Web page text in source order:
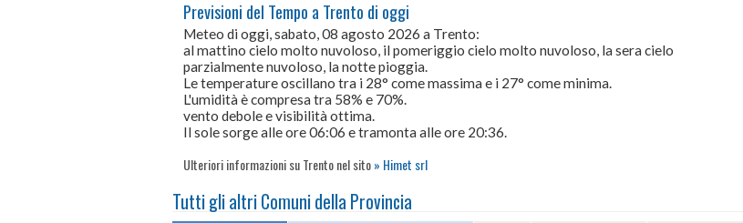
Previsioni del Tempo a Trento di oggi
Meteo di oggi, sabato, 08 agosto 2026 a Trento:
al mattino cielo molto nuvoloso, il pomeriggio cielo molto nuvoloso, la sera cielo
parzialmente nuvoloso, la notte pioggia.
Le temperature oscillano tra i 28° come massima e i 27° come minima.
L'umidità è compresa tra 58% e 70%.
vento debole e visibilità ottima.
Il sole sorge alle ore 06:06 e tramonta alle ore 20:36.
Ulteriori informazioni su Trento nel sito Himet srl
Tutti gli altri Comuni della Provincia